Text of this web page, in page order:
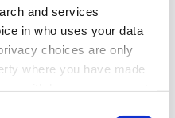
and services
in who uses your data
choices are only
where you have made